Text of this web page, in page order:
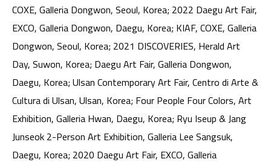
COXE, Galleria Dongwon, Seoul, Korea; 2022 Daegu Art Fair,
EXCO, Galleria Dongwon, Daegu, Korea; KIAF, COXE, Galleria
Dongwon, Seoul, Korea; 2021 DISCOVERIES, Herald Art
Day, Suwon, Korea; Daegu Art Fair, Galleria Dongwon,
Daegu, Korea; Ulsan Contemporary Art Fair, Centro di Arte &
Cultura di Ulsan, Ulsan, Korea; Four People Four Colors, Art
Exhibition, Galleria Hwan, Daegu, Korea; Ryu Iseup & Jang
Junseok 2-Person Art Exhibition, Galleria Lee Sangsuk,
Daegu, Korea; 2020 Daegu Art Fair, EXCO, Galleria